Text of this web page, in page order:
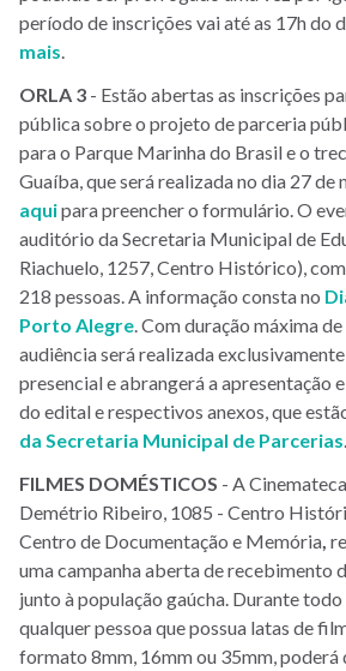
período de inscrições vai até as 17h do
mais
ORLA 3 - Estão abertas as inscrições
pública sobre o projeto de parceria
para o Parque Marinha do Brasil e o
Guaíba, que será realizada no dia 27 de
aquipara preencher o formulário. O
auditório da Secretaria Municipal de
Riachuelo, 1257, Centro Histórico),
218 pessoas. A informação consta no
Porto Alegre . Com duração máxima
audiência será realizada
presencial e abrangerá a apresentação
do edital e respectivos anexos, que
da Secretaria Municipal de Parcerias
FILMES DOMÉSTICOS - A
Demétrio Ribeiro, 1085 - Centro
Centro de Documentação e Memória
uma campanha aberta de recebimento
junto à população gaúcha. Durante todo
qualquer pessoa que possua latas de
formato 8mm, 16mm ou 35mm,